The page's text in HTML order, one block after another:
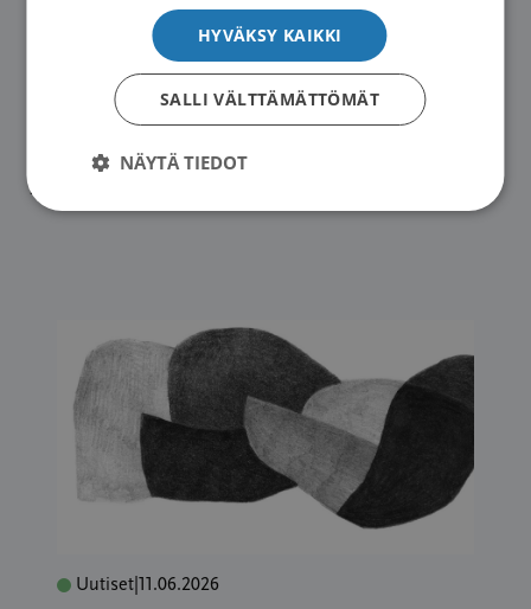
Lue tutkimuksen osallistujatiedote
Kuva: Kuva CC0 / Pixabay
Uutiset 11.06.2026
HYVÄKSY KAIKKI
SALLI VÄLTTÄMÄTTÖMÄT
NÄYTÄ TIEDOT